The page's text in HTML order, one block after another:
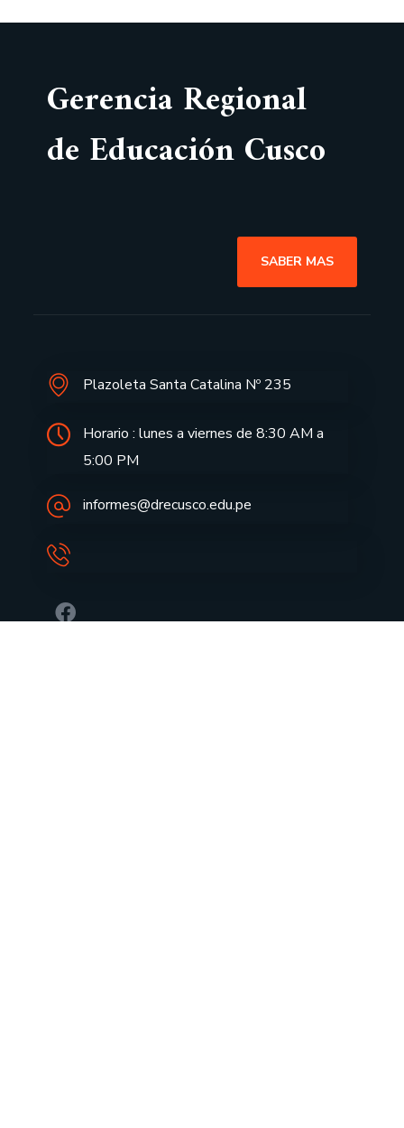
Gerencia Regional
de Educación Cusco
SABER MAS
Plazoleta Santa Catalina Nº 235
Horario : lunes a viernes de 8:30 AM a
5:00 PM
informes@drecusco.edu.pe